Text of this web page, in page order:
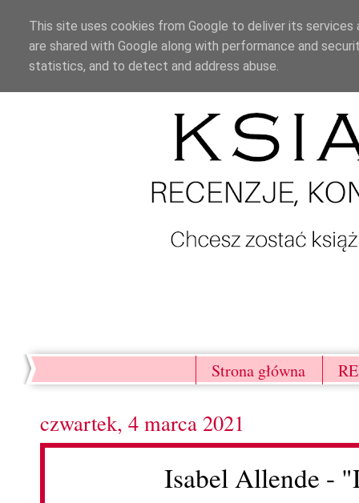
Strona główna
czwartek, 4 marca 2021
Isabel Allende -
This site uses cookies from Google to deliver its
are shared with Google along with performance and
statistics, and to detect and address abuse.